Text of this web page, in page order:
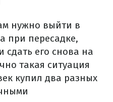
нужно выйти в
при пересадке,
сдать его снова на
такая ситуация
купил два разных